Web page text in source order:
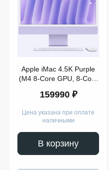
Показать
ещё
Apple iMac 4.5K Purple
(M4 8-Core GPU, 8-Core
(2024)
159990 ₽
Цена указана при оплате
наличными
В корзину